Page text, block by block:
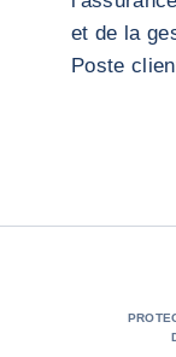
et de la
Poste